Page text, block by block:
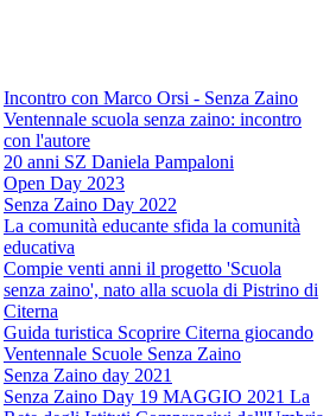
Incontro con Marco Orsi - Senza Zaino
Ventennale scuola senza zaino: incontro
con l'autore
20 anni SZ Daniela Pampaloni
Open Day 2023
Senza Zaino Day 2022
La comunità educante sfida la comunità
educativa
Compie venti anni il progetto 'Scuola
senza zaino', nato alla scuola di Pistrino di
Citerna
Guida turistica Scoprire Citerna giocando
Ventennale Scuole Senza Zaino
Senza Zaino day 2021
Senza Zaino Day 19 MAGGIO 2021 La